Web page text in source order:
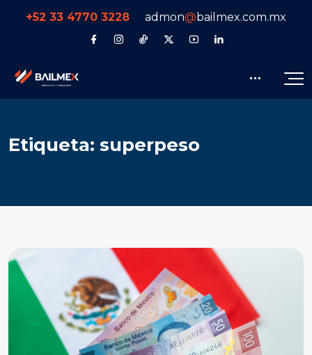
+52 33 4770 3228 admon@bailmex.com.mx
Etiqueta: superpeso